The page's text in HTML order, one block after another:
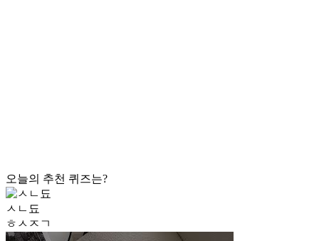
오늘의 추천 퀴즈는?
ㅅㄴ됴
ㅎㅅㅈㄱ